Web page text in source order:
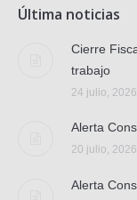
Última noticias
Cierre
trabajo
24 julio, 2026
Alerta
20 julio, 2026
Alerta